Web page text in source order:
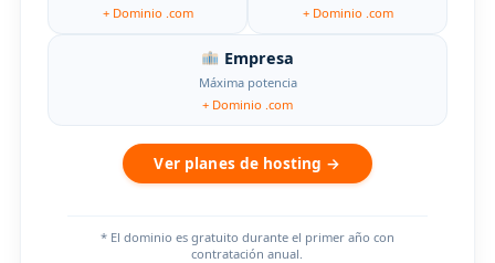
+ Dominio .com
+ Dominio .com
Empresa
Máxima potencia
+ Dominio .com
Ver planes de hosting →
* El dominio es gratuito durante el primer año con
contratación anual.